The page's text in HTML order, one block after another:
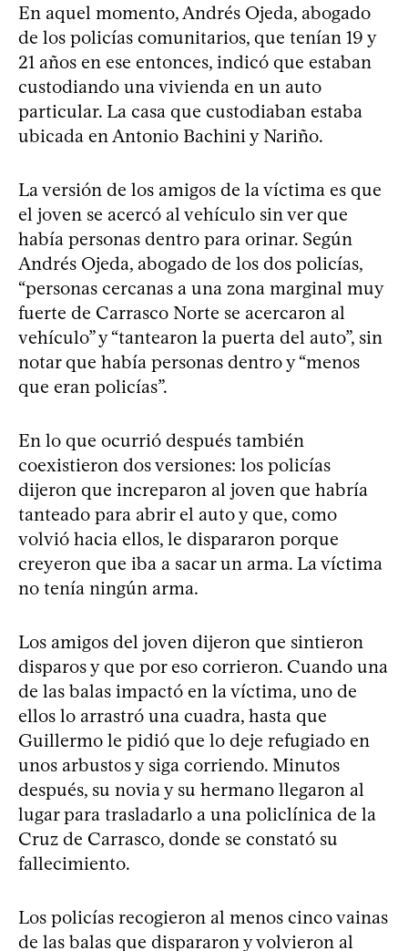
En aquel momento, Andrés Ojeda, abogado
de los policías comunitarios, que tenían 19 y
21 años en ese entonces, indicó que estaban
custodiando una vivienda en un auto
particular. La casa que custodiaban estaba
ubicada en Antonio Bachini y Nariño.
La versión de los amigos de la víctima es que
el joven se acercó al vehículo sin ver que
había personas dentro para orinar. Según
Andrés Ojeda, abogado de los dos policías,
“personas cercanas a una zona marginal muy
fuerte de Carrasco Norte se acercaron al
vehículo” y “tantearon la puerta del auto”, sin
notar que había personas dentro y “menos
que eran policías”.
En lo que ocurrió después también
coexistieron dos versiones: los policías
dijeron que increparon al joven que habría
tanteado para abrir el auto y que, como
volvió hacia ellos, le dispararon porque
creyeron que iba a sacar un arma. La víctima
no tenía ningún arma.
Los amigos del joven dijeron que sintieron
disparos y que por eso corrieron. Cuando una
de las balas impactó en la víctima, uno de
ellos lo arrastró una cuadra, hasta que
Guillermo le pidió que lo deje refugiado en
unos arbustos y siga corriendo. Minutos
después, su novia y su hermano llegaron al
lugar para trasladarlo a una policlínica de la
Cruz de Carrasco, donde se constató su
fallecimiento.
Los policías recogieron al menos cinco vainas
de las balas que dispararon y volvieron al